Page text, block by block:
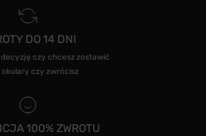
DO 14 DNI
decyzję czy chcesz zostawić
czy zwrócisz
100% ZWROTU